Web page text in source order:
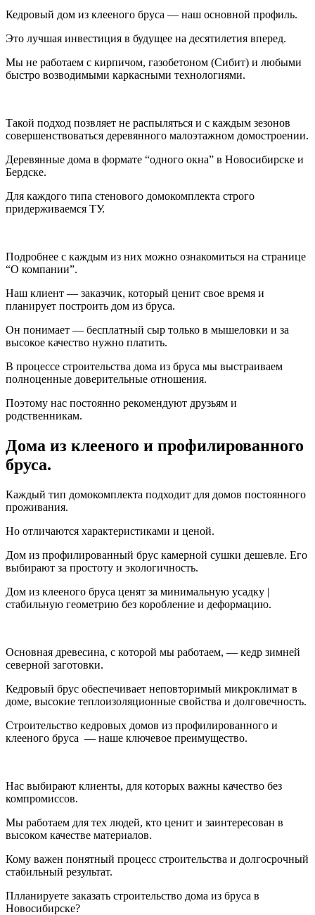
Кедровый дом из клееного бруса — наш основной профиль.
Это лучшая инвестиция в будущее на десятилетия вперед.
Мы не работаем с кирпичом, газобетоном (Сибит) и любыми
быстро возводимыми каркасными технологиями.
Такой подход позвляет не распыляться и с каждым зезонов
совершенствоваться деревянного малоэтажном домостроении.
Деревянные дома в формате “одного окна” в Новосибирске и
Бердске.
Для каждого типа стенового домокомплекта строго
придерживаемся ТУ.
Подробнее с каждым из них можно ознакомиться на странице
“О компании”.
Наш клиент — заказчик, который ценит свое время и
планирует построить дом из бруса.
Он понимает — бесплатный сыр только в мышеловки и за
высокое качество нужно платить.
В процессе строительства дома из бруса мы выстраиваем
полноценные доверительные отношения.
Поэтому нас постоянно рекомендуют друзьям и
родственникам.
Дома из клееного и профилированного
бруса.
Каждый тип домокомплекта подходит для домов постоянного
проживания.
Но отличаются характеристиками и ценой.
Дом из профилированный брус камерной сушки дешевле. Его
выбирают за простоту и экологичность.
Дом из клееного бруса ценят за минимальную усадку |
стабильную геометрию без коробление и деформацию.
Основная древесина, с которой мы работаем, — кедр зимней
северной заготовки.
Кедровый брус обеспечивает неповторимый микроклимат в
доме, высокие теплоизоляционные свойства и долговечность.
Строительство кедровых домов из профилированного и
клееного бруса — наше ключевое преимущество.
Нас выбирают клиенты, для которых важны качество без
компромиссов.
Мы работаем для тех людей, кто ценит и заинтересован в
высоком качестве материалов.
Кому важен понятный процесс строительства и долгосрочный
стабильный результат.
Плланируете заказать строительство дома из бруса в
Новосибирске?